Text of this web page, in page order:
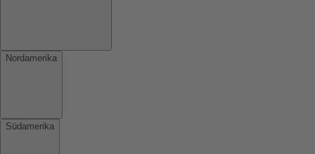
Nordamerika
Südamerika